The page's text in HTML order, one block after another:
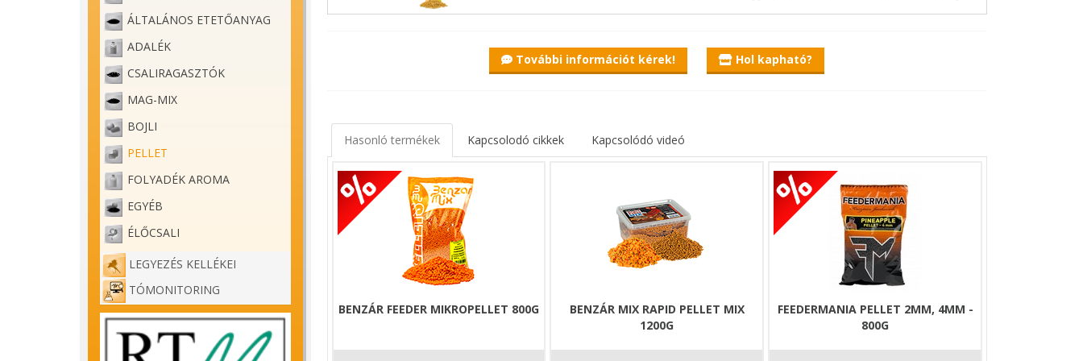
ÁLTALÁNOS ETETŐANYAG
ADALÉK
CSALIRAGASZTÓK
MAG-MIX
BOJLI
PELLET
FOLYADÉK AROMA
EGYÉB
ÉLŐCSALI
LEGYEZÉS KELLÉKEI
TÓMONITORING
A Formaggio pellet egy olyan újdonság a Benzar Mix palettáján, ami a jövőben a folyóvízi horgászok kedvence lesz!
Nagy százalékban tartalmaz sajtlisztet, ami egy igazán fogós adalékanyag a folyóvízi horgászatok során.
Egy zacskó pelletet célszerű 2-3kg etetőanyaghoz keverni, így egy kis csontival kiegészítve igazán tartalmas etetőanyagot
kapunk, aminek biztosan nem tudnak majd ellenállni a márnák!
További információt kérek! Hol kapható?
Hasonló termékek Kapcsolodó cikkek Kapcsolódó videó
BENZÁR FEEDER MIKROPELLET 800G
BENZÁR MIX RAPID PELLET MIX
1200G
FEEDERMANIA PELLET 2MM, 4MM -
800G